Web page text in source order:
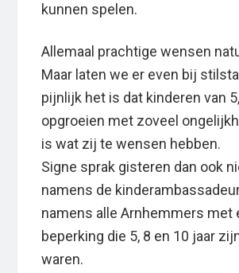
kunnen spelen.
Allemaal prachtige wensen
Maar laten we er even bij
pijnlijk het is dat kinderen van
opgroeien met zoveel
is wat zij te wensen hebben.
Signe sprak gisteren dan ook
namens de
namens alle Arnhemmers met
beperking die 5, 8 en 10 jaar
waren.